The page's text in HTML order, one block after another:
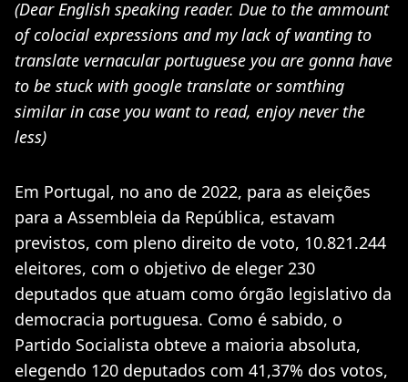
(Dear English speaking reader. Due to the ammount
of colocial expressions and my lack of wanting to
translate vernacular portuguese you are gonna have
to be stuck with google translate or somthing
similar in case you want to read, enjoy never the
less)
Em Portugal, no ano de 2022, para as eleições
para a Assembleia da República, estavam
previstos, com pleno direito de voto, 10.821.244
eleitores, com o objetivo de eleger 230
deputados que atuam como órgão legislativo da
democracia portuguesa. Como é sabido, o
Partido Socialista obteve a maioria absoluta,
elegendo 120 deputados com 41,37% dos votos,